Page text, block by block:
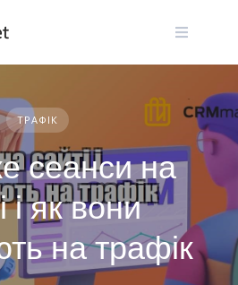
ТРАФІК
сеанси на
і як вони
на трафік